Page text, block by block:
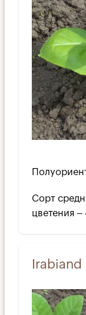
Сорт
цветения –
Irabiand